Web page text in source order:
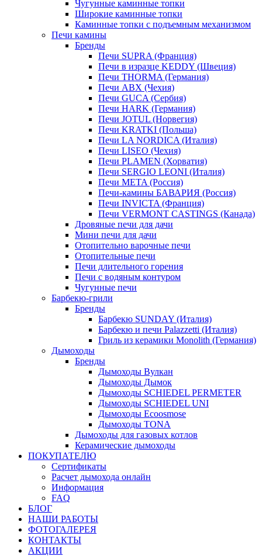
Чугунные каминные топки
Широкие каминные топки
Каминные топки с подъемным механизмом
Печи камины
Бренды
Печи SUPRA (Франция)
Печи в изразце KEDDY (Швеция)
Печи THORMA (Германия)
Печи ABX (Чехия)
Печи GUCA (Сербия)
Печи HARK (Германия)
Печи JOTUL (Норвегия)
Печи KRATKI (Польша)
Печи LA NORDICA (Италия)
Печи LISEO (Чехия)
Печи PLAMEN (Хорватия)
Печи SERGIO LEONI (Италия)
Печи META (Россия)
Печи-камины БАВАРИЯ (Россия)
Печи INVICTA (Франция)
Печи VERMONT CASTINGS (Канада)
Дровяные печи для дачи
Мини печи для дачи
Отопительно варочные печи
Отопительные печи
Печи длительного горения
Печи с водяным контуром
Чугунные печи
Барбекю-грили
Бренды
Барбекю SUNDAY (Италия)
Барбекю и печи Palazzetti (Италия)
Гриль из керамики Monolith (Германия)
Дымоходы
Бренды
Дымоходы Вулкан
Дымоходы Дымок
Дымоходы SCHIEDEL PERMETER
Дымоходы SCHIEDEL UNI
Дымоходы Ecoosmose
Дымоходы TONA
Дымоходы для газовых котлов
Керамические дымоходы
ПОКУПАТЕЛЮ
Сертификаты
Расчет дымохода онлайн
Информация
FAQ
БЛОГ
НАШИ РАБОТЫ
ФОТОГАЛЕРЕЯ
КОНТАКТЫ
АКЦИИ